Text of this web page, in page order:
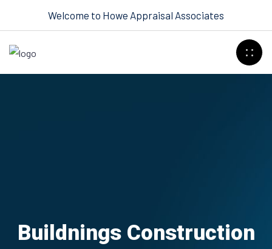
Welcome to Howe Appraisal Associates
Buildnings Construction